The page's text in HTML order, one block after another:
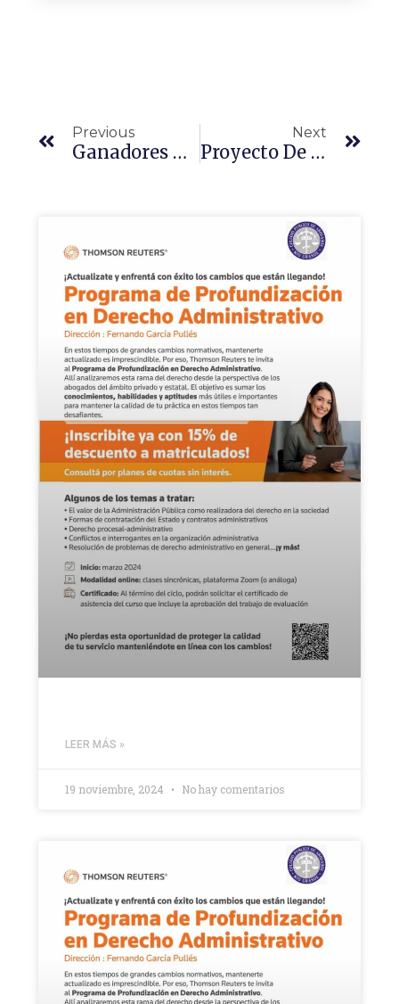
Previous
Ganadores De Los Sorteos En La Fiesta De La Abogacía
Next
Proyecto De Ley De Amparo
LEER MÁS »
19 noviembre, 2024 No hay comentarios